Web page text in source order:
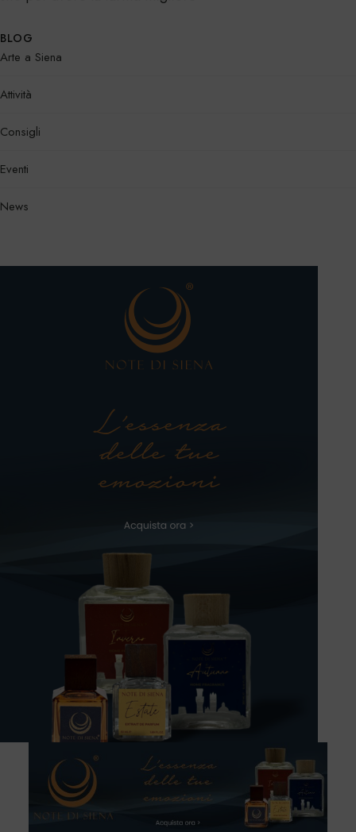
BLOG
Arte a Siena
Attività
Consigli
Eventi
News